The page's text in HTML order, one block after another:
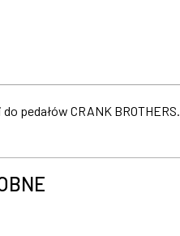
do pedałów CRANK BROTHERS.